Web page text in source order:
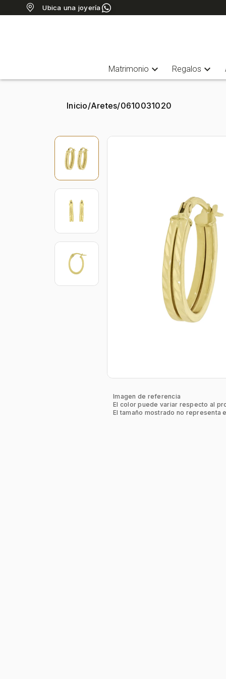
Ubica una joyería
Matrimonio expand_more Regalos expand_more
Inicio/Aretes/0610031020
Imagen de referencia
El color puede variar respecto al
El tamaño mostrado no representa